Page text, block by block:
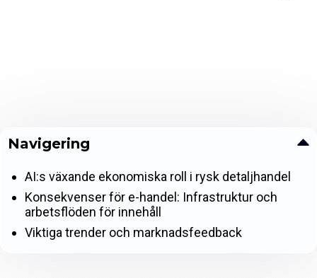
Navigering
AI:s växande ekonomiska roll i rysk detaljhandel
Konsekvenser för e-handel: Infrastruktur och
arbetsflöden för innehåll
Viktiga trender och marknadsfeedback